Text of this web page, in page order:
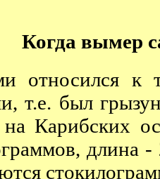
Когда вымер
относился к
т.е. был
Карибских
длина -